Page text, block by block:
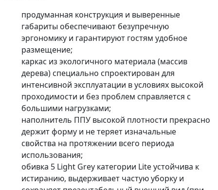
продуманная конструкция и выверенные
габариты обеспечивают безупречную
эргономику и гарантируют гостям удобное
размещение;
каркас из экологичного материала (массив
дерева) специально спроектирован для
интенсивной эксплуатации в условиях высокой
проходимости и без проблем справляется с
большими нагрузками;
наполнитель ППУ высокой плотности прекрасно
держит форму и не теряет изначальные
свойства на протяжении всего периода
использования;
обивка 5 Light Grey категории Liteустойчива к
истиранию, выдерживает частую уборку и